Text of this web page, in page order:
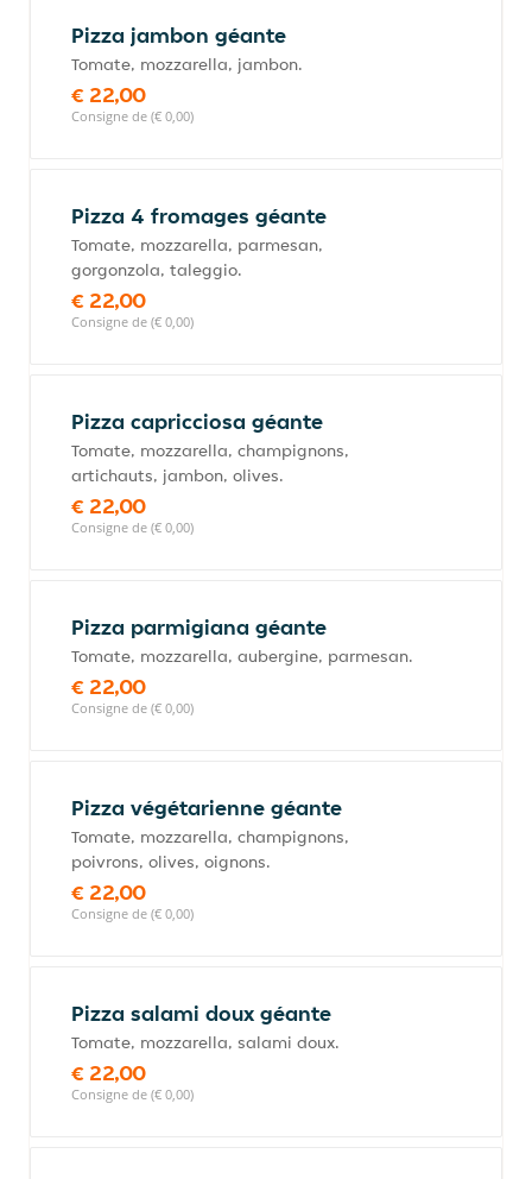
Pizza jambon géante
Tomate, mozzarella, jambon.
€ 22,00
Consigne de (€ 0,00)
Pizza 4 fromages géante
Tomate, mozzarella, parmesan,
gorgonzola, taleggio.
€ 22,00
Consigne de (€ 0,00)
Pizza capricciosa géante
Tomate, mozzarella, champignons,
artichauts, jambon, olives.
€ 22,00
Consigne de (€ 0,00)
Pizza parmigiana géante
Tomate, mozzarella, aubergine, parmesan.
€ 22,00
Consigne de (€ 0,00)
Pizza végétarienne géante
Tomate, mozzarella, champignons,
poivrons, olives, oignons.
€ 22,00
Consigne de (€ 0,00)
Pizza salami doux géante
Tomate, mozzarella, salami doux.
€ 22,00
Consigne de (€ 0,00)